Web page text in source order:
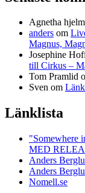
Agnetha hjelm
anders om
Magnus,
Josephine
till Cirkus –
Tom Pramlid
Sven om
Länklista
"Somewhere
MED
Anders
Anders
Nomell.se